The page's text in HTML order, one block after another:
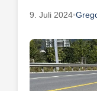
9. Juli 2024•